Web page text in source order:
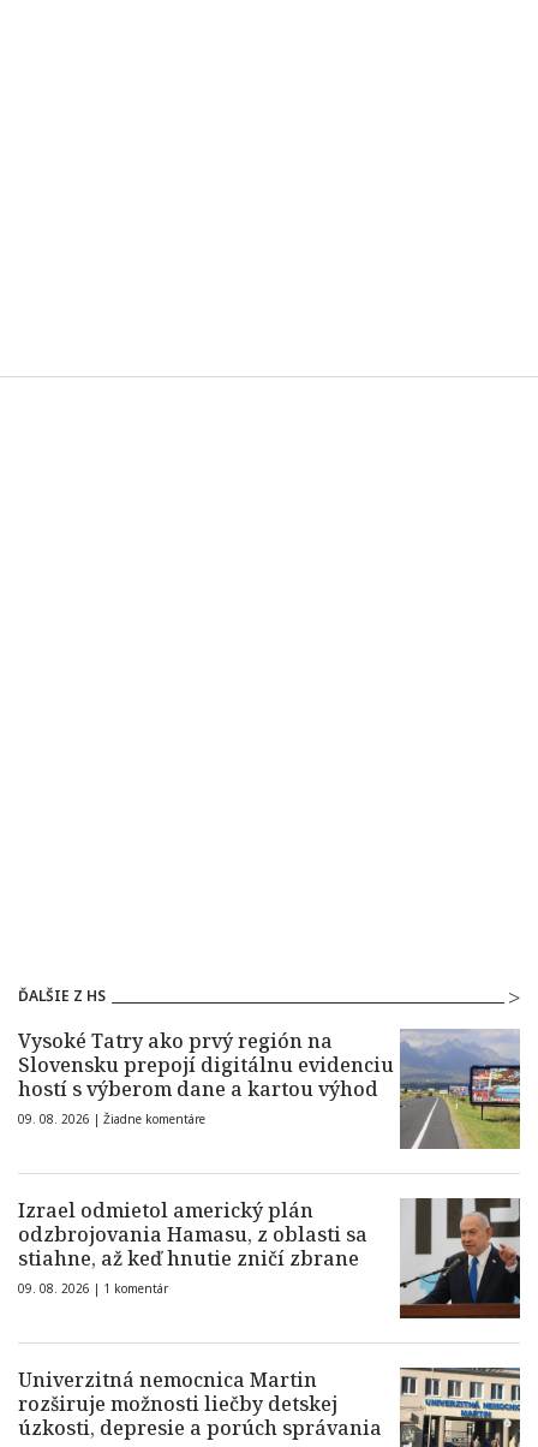
ĎALŠIE Z HS
Vysoké Tatry ako prvý región na
Slovensku prepojí digitálnu evidenciu
hostí s výberom dane a kartou výhod
09. 08. 2026 | Žiadne komentáre
Izrael odmietol americký plán
odzbrojovania Hamasu, z oblasti sa
stiahne, až keď hnutie zničí zbrane
09. 08. 2026 | 1 komentár
Univerzitná nemocnica Martin
rozširuje možnosti liečby detskej
úzkosti, depresie a porúch správania